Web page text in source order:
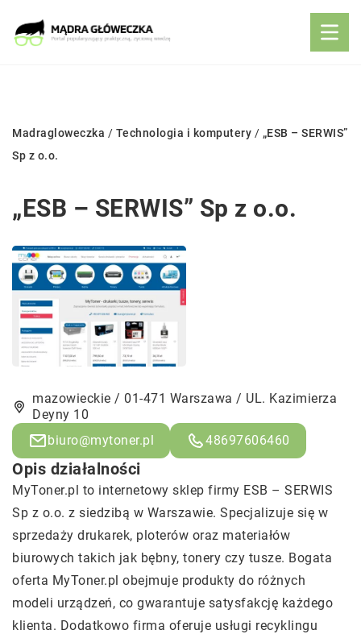
Madragloweczka / Technologia i komputery / „ESB – SERWIS”
Sp z o.o.
„ESB – SERWIS” Sp z o.o.
mazowieckie / 01-471 Warszawa / UL. Kazimierza
Deyny 10
biuro@mytoner.pl
48697606460
Opis działalności
MyToner.pl to internetowy sklep firmy ESB – SERWIS
Sp z o.o. z siedzibą w Warszawie. Specjalizuje się w
sprzedaży drukarek, ploterów oraz materiałów
biurowych takich jak bębny, tonery czy tusze. Bogata
oferta MyToner.pl obejmuje produkty do różnych
modeli urządzeń, co gwarantuje satysfakcję każdego
klienta. Dodatkowo firma oferuje usługi recyklingu